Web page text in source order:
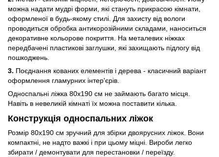
можна надати мудрі форми, які стануть прикрасою кімнати,
оформленої в будь-якому стилі. Для захисту від вологи
проводиться обробка антикорозійними складами, наноситься
декоративне кольорове покриття. На металевих ніжках
передбачені пластикові заглушки, які захищають підлогу від
пошкоджень.
3. Поєднання кованих елементів і дерева - класичний варіант
оформлення гламурних інтер'єрів.
Односпальні ліжка 80x190 см не займають багато місця.
Навіть в невеликій кімнаті їх можна поставити кілька.
Конструкція односпальних ліжок
Розмір 80x190 см зручний для збірки двоярусних ліжок. Вони
компактні, не надто важкі і при цьому міцні. Вироби легко
збирати / демонтувати для перестановки / переїзду.